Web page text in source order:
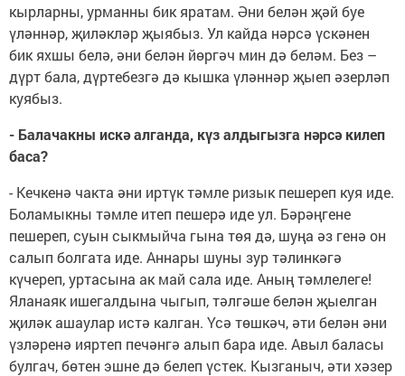
кырларны, урманны бик яратам. Әни белән җәй буе
үләннәр, җиләкләр җыябыз. Ул кайда нәрсә үскәнен
бик яхшы белә, әни белән йөргәч мин дә беләм. Без –
дүрт бала, дүртебезгә дә кышка үләннәр җыеп әзерләп
куябыз.
- Балачакны искә алганда, күз алдыгызга нәрсә килеп
баса?
- Кечкенә чакта әни иртүк тәмле ризык пешереп куя иде.
Боламыкны тәмле итеп пешерә иде ул. Бәрәңгене
пешереп, суын сыкмыйча гына төя дә, шуңа әз генә он
салып болгата иде. Аннары шуны зур тәлинкәгә
күчереп, уртасына ак май сала иде. Аның тәмлелеге!
Яланаяк ишегалдына чыгып, тәлгәше белән җыелган
җиләк ашаулар истә калган. Үсә төшкәч, әти белән әни
үзләренә ияртеп печәнгә алып бара иде. Авыл баласы
булгач, бөтен эшне дә белеп үстек. Кызганыч, әти хәзер